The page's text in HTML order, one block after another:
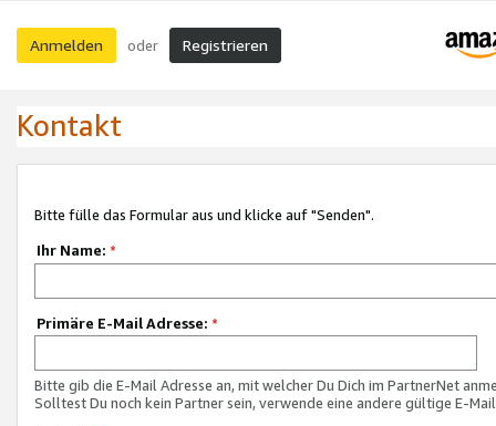
Anmelden oder Registrieren
Kontakt
Bitte fülle das Formular aus und klicke auf "Senden".
Ihr Name: *
Primäre E-Mail Adresse: *
Bitte gib die E-Mail Adresse an, mit welcher Du Dich im PartnerNet
Solltest Du noch kein Partner sein, verwende eine andere gültige E-